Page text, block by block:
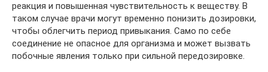
реакция и повышенная чувствительность к веществу. В
таком случае врачи могут временно понизить дозировки,
чтобы облегчить период привыкания. Само по себе
соединение не опасное для организма и может вызвать
побочные явления только при сильной передозировке.